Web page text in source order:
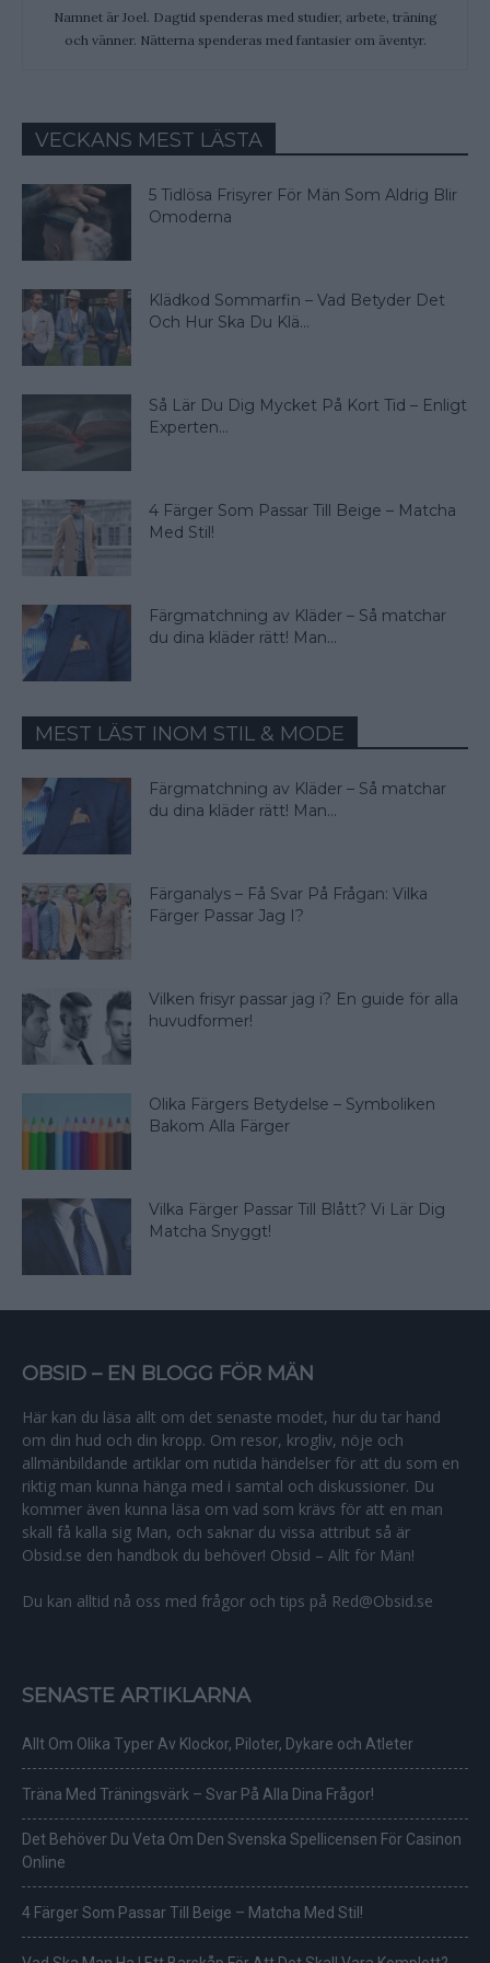
Namnet är Joel. Dagtid spenderas med studier, arbete, träning
och vänner. Nätterna spenderas med fantasier om äventyr.
VECKANS MEST LÄSTA
5 Tidlösa Frisyrer För Män Som Aldrig Blir
Omoderna
Klädkod Sommarfin – Vad Betyder Det
Och Hur Ska Du Klä...
Så Lär Du Dig Mycket På Kort Tid – Enligt
Experten...
4 Färger Som Passar Till Beige – Matcha
Med Stil!
Färgmatchning av Kläder – Så matchar
du dina kläder rätt! Man...
MEST LÄST INOM STIL & MODE
Färgmatchning av Kläder – Så matchar
du dina kläder rätt! Man...
Färganalys – Få Svar På Frågan: Vilka
Färger Passar Jag I?
Vilken frisyr passar jag i? En guide för alla
huvudformer!
Olika Färgers Betydelse – Symboliken
Bakom Alla Färger
Vilka Färger Passar Till Blått? Vi Lär Dig
Matcha Snyggt!
OBSID – EN BLOGG FÖR MÄN
Här kan du läsa allt om det senaste modet, hur du tar hand
om din hud och din kropp. Om resor, krogliv, nöje och
allmänbildande artiklar om nutida händelser för att du som en
riktig man kunna hänga med i samtal och diskussioner. Du
kommer även kunna läsa om vad som krävs för att en man
skall få kalla sig Man, och saknar du vissa attribut så är
Obsid.se den handbok du behöver! Obsid – Allt för Män!
Du kan alltid nå oss med frågor och tips på Red@Obsid.se
SENASTE ARTIKLARNA
Allt Om Olika Typer Av Klockor, Piloter, Dykare och Atleter
Träna Med Träningsvärk – Svar På Alla Dina Frågor!
Det Behöver Du Veta Om Den Svenska Spellicensen För Casinon
Online
4 Färger Som Passar Till Beige – Matcha Med Stil!